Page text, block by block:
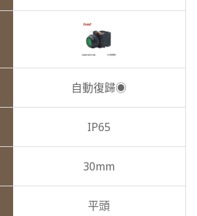
自動復歸◉
IP65
30mm
平頭